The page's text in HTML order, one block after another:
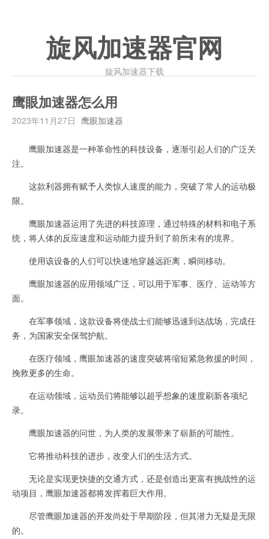
旋风加速器官网
旋风加速器下载
鹰眼加速器怎么用
2023年11月27日 鹰眼加速器
鹰眼加速器是一种革命性的科技设备，逐渐引起人们的广泛关
注。
这款利器拥有赋予人类惊人速度的能力，突破了常人的运动极
限。
鹰眼加速器运用了先进的科技原理，通过特殊的材料和电子系
统，将人体的反应速度和运动能力提升到了前所未有的境界。
使用该设备的人们可以快速地穿越远距离，瞬间移动。
鹰眼加速器的应用领域广泛，可以用于军事、医疗、运动等方
面。
在军事领域，这款设备将使战士们能够迅速到达战场，完成任
务，为国家安全保驾护航。
在医疗领域，鹰眼加速器的速度突破将缩短紧急救援的时间，
挽救更多的生命。
在运动领域，运动员们将能够以超乎想象的速度刷新各项纪
录。
鹰眼加速器的问世，为人类的发展带来了崭新的可能性。
它将推动科技的进步，改变人们的生活方式。
无论是实现更快捷的交通方式，还是创造出更富有挑战性的运
动项目，鹰眼加速器都将发挥着巨大作用。
尽管鹰眼加速器的开发尚处于早期阶段，但其潜力无疑是无限
的。